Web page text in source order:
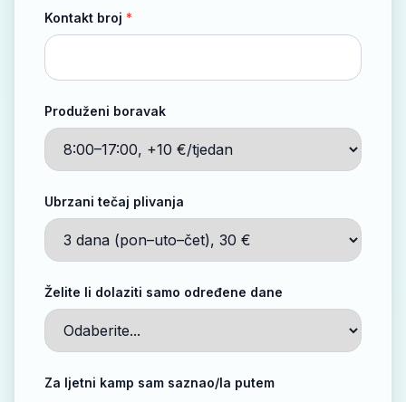
Kontakt broj *
Produženi boravak
Ubrzani tečaj plivanja
Želite li dolaziti samo određene dane
Za ljetni kamp sam saznao/la putem